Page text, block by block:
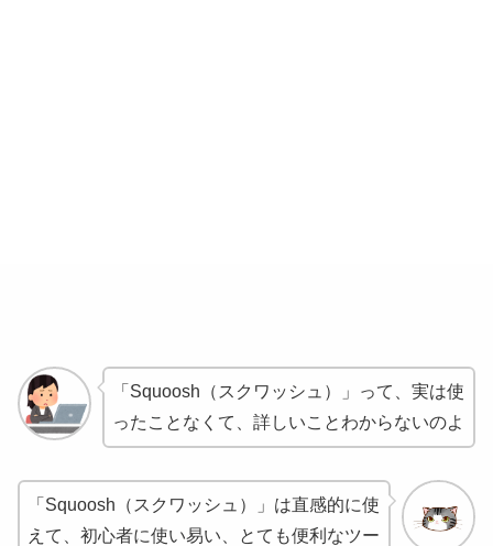
「Squoosh（スクワッシュ）」って、実は使
ったことなくて、詳しいことわからないのよ
「Squoosh（スクワッシュ）」は直感的に使
えて、初心者に使い易い、とても便利なツー